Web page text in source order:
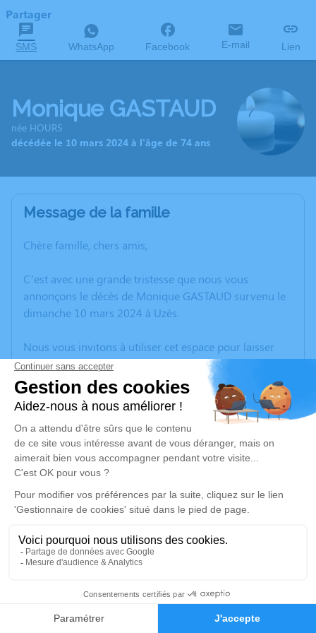
Faire-part Hommages
Partager
SMS WhatsApp Facebook E-mail Lien
Monique GASTAUD
née HOURS
décédée le 10 mars 2024 à l'âge de 74 ans
Message de la famille
Chère famille, chers amis,
C’est avec une grande tristesse que nous vous
annonçons le décès de Monique GASTAUD survenu le
dimanche 10 mars 2024 à Uzès.
Nous vous invitons à utiliser cet espace pour laisser
vos condoléances, partager des photos souvenirs, une
anecdote ou exprimer vos pensées à travers des
poèmes ou des textes. Cet endroit est un lieu
d'expression dédié à honorer la mémoire de Monique
GASTAUD.
Un service de plantation d’arbre hommage est
disponible ici
Cérémonie religieuse
Temple d'Uzès
Avenue de la Libération